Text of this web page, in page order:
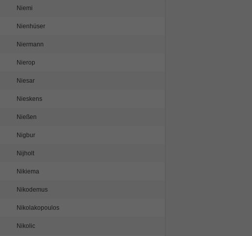
Niemi
Nienhüser
Niermann
Nierop
Niesar
Nieskens
Nießen
Nigbur
Nijholt
Nikiema
Nikodemus
Nikolakopoulos
Nikolic